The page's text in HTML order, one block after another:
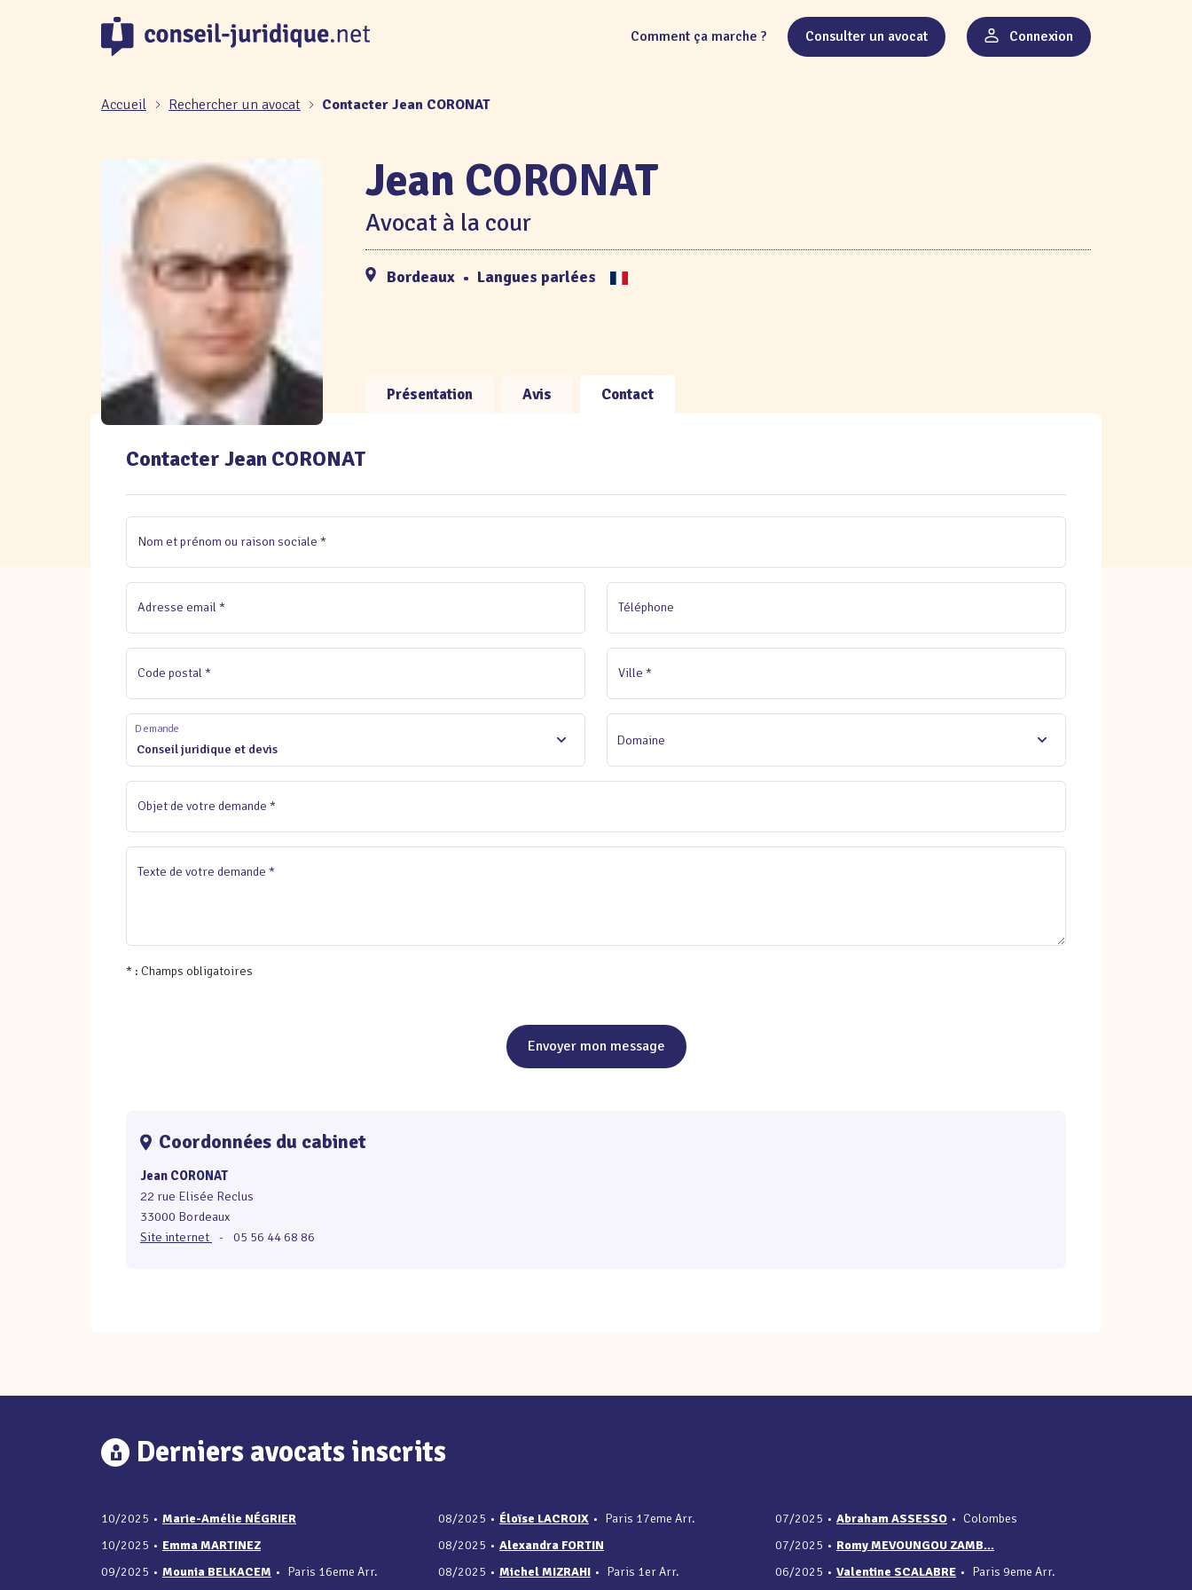
Comment ça marche ? Consulter un avocat Connexion
Accueil Rechercher un avocat Contacter Jean CORONAT
Jean CORONAT
Avocat à la cour
Bordeaux • Langues parlées
Présentation Avis Contact
Contacter Jean CORONAT
Nom et prénom ou raison sociale *
Adresse email * Téléphone
Code postal * Ville *
Conseil juridique et devis
Demande
Domaine
Objet de votre demande *
Texte de votre demande *
* : Champs obligatoires
Envoyer mon message
Coordonnées du cabinet
Jean CORONAT
22 rue Elisée Reclus
33000 Bordeaux
Site internet
- 05 56 44 68 86
Derniers avocats inscrits
10/2025 • Marie-Amélie NÉGRIER
10/2025 • Emma MARTINEZ
09/2025 • Mounia BELKACEM • Paris 16eme Arr.
08/2025 • Éloïse LACROIX • Paris 17eme Arr.
08/2025 • Alexandra FORTIN
08/2025 • Michel MIZRAHI • Paris 1er Arr.
07/2025 • Abraham ASSESSO • Colombes
07/2025 • Romy MEVOUNGOU ZAMB...
06/2025 • Valentine SCALABRE • Paris 9eme Arr.